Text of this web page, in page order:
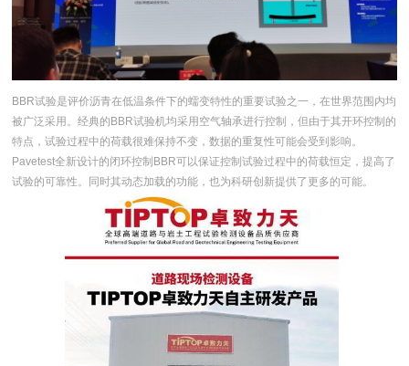
BBR试验是评价沥青在低温条件下的蠕变特性的重要试验之一，在世界范围内均
被广泛采用。经典的BBR试验机均采用空气轴承进行控制，但由于其开环控制的
特点，试验过程中的荷载很难保持不变，数据的重复性可能会受到影响。
Pavetest全新设计的闭环控制BBR可以保证控制试验过程中的荷载恒定，提高了
试验的可靠性。同时其动态加载的功能，也为科研创新提供了更多的可能。